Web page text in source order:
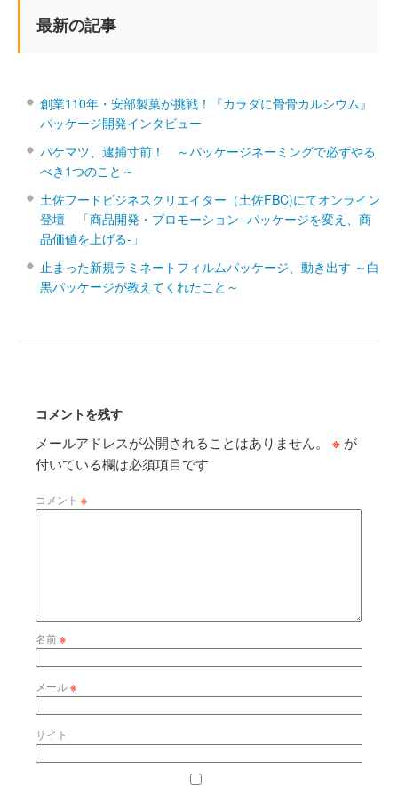
最新の記事
創業110年・安部製菓が挑戦！『カラダに骨骨カルシウム』
パッケージ開発インタビュー
パケマツ、逮捕寸前！ ～パッケージネーミングで必ずやる
べき1つのこと～
土佐フードビジネスクリエイター（土佐FBC)にてオンライン
登壇 「商品開発・プロモーション ‐パッケージを変え、商
品価値を上げる‐」
止まった新規ラミネートフィルムパッケージ、動き出す ～白
黒パッケージが教えてくれたこと～
コメントを残す
メールアドレスが公開されることはありません。 ※ が
付いている欄は必須項目です
コメント ※
名前※
メール※
サイト